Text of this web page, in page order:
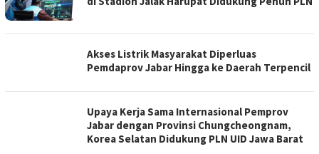
Akses Listrik Masyarakat Diperluas
Pemdaprov Jabar Hingga ke Daerah Terpencil
Upaya Kerja Sama Internasional Pemprov
Jabar dengan Provinsi Chungcheongnam,
Korea Selatan Didukung PLN UID Jawa Barat